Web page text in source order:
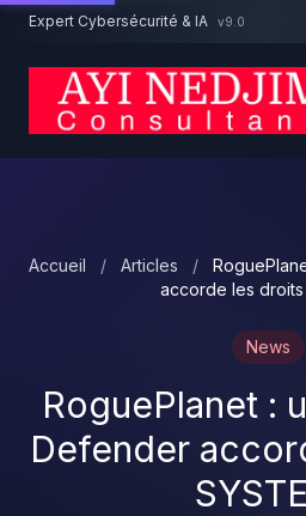
Aller au contenu principal
Expert Cybersécurité & IA v9.0
Accueil / Articles /
accorde les droits
News
RoguePlanet :
Defender
Un projet cybersécurité ?